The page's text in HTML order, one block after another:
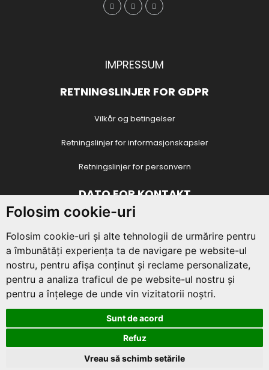
Folosim cookie-uri
Folosim cookie-uri și alte tehnologii de urmărire pentru
a îmbunătăți experiența ta de navigare pe website-ul
nostru, pentru afișa conținut și reclame personalizate,
pentru a analiza traficul de pe website-ul nostru și
pentru a înțelege de unde vin vizitatorii noștri.
Sunt de acord
Refuz
Vreau să schimb setările
IMPRESSUM
RETNINGSLINJER FOR GDPR
Vilkår og betingelser
Retningslinjer for informasjonskapsler
Retningslinjer for personvern
DATO FOR KONTAKT
Juvenala-foreningen
4 Vasile Conta Street / O8 / 18,Piatra Neamt ,Neamț, Romania
CIF:29432740
E-post:contact@asociatiajuvenala.ro
Telefon:+40 725 311 006
Juvenala
Media
Informasjonskapsler